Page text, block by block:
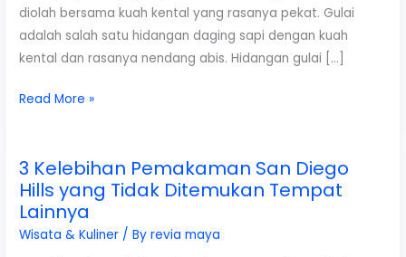
diolah bersama kuah kental yang rasanya pekat. Gulai
adalah salah satu hidangan daging sapi dengan kuah
kental dan rasanya nendang abis. Hidangan gulai […]
2
Daging
Sapi
Lezat
Dan
Read More »
3 Kelebihan Pemakaman San Diego
Hills yang Tidak Ditemukan Tempat
Lainnya
Wisata & Kuliner / Byrevia maya